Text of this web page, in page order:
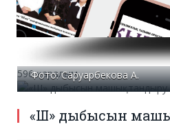
596 қаралым
Фото: Саруарбекова А.
«Ш» дыбысын